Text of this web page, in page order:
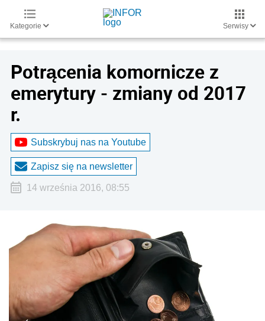
Kategorie Serwisy
Potrącenia komornicze z
emerytury - zmiany od 2017
r.
Subskrybuj nas na Youtube
Zapisz się na newsletter
14 września 2016, 08:55